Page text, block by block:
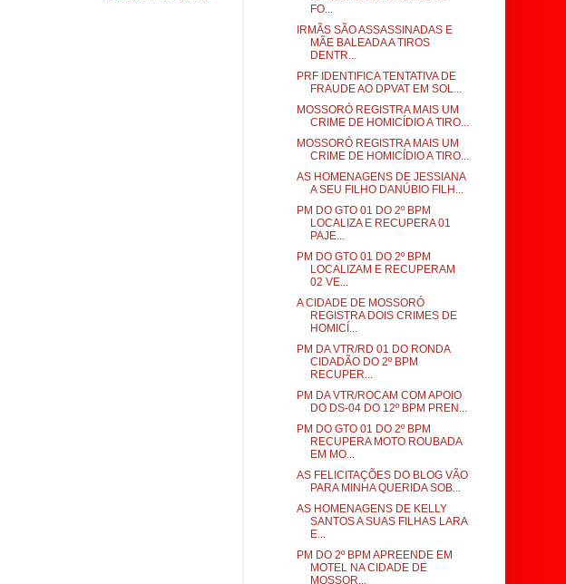
FO...
IRMÃS SÃO ASSASSINADAS E
MÃE BALEADA A TIROS
DENTR...
PRF IDENTIFICA TENTATIVA DE
FRAUDE AO DPVAT EM SOL...
MOSSORÓ REGISTRA MAIS UM
CRIME DE HOMICÍDIO A TIRO...
MOSSORÓ REGISTRA MAIS UM
CRIME DE HOMICÍDIO A TIRO...
AS HOMENAGENS DE JESSIANA
A SEU FILHO DANÚBIO FILH...
PM DO GTO 01 DO 2º BPM
LOCALIZA E RECUPERA 01
PAJE...
PM DO GTO 01 DO 2º BPM
LOCALIZAM E RECUPERAM
02 VE...
A CIDADE DE MOSSORÓ
REGISTRA DOIS CRIMES DE
HOMICÍ...
PM DA VTR/RD 01 DO RONDA
CIDADÃO DO 2º BPM
RECUPER...
PM DA VTR/ROCAM COM APOIO
DO DS-04 DO 12º BPM PREN...
PM DO GTO 01 DO 2º BPM
RECUPERA MOTO ROUBADA
EM MO...
AS FELICITAÇÕES DO BLOG VÃO
PARA MINHA QUERIDA SOB...
AS HOMENAGENS DE KELLY
SANTOS A SUAS FILHAS LARA
E...
PM DO 2º BPM APREENDE EM
MOTEL NA CIDADE DE
MOSSOR...